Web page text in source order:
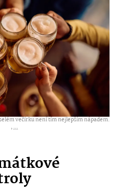
večírku není tím nejlepším nápadem.
,...